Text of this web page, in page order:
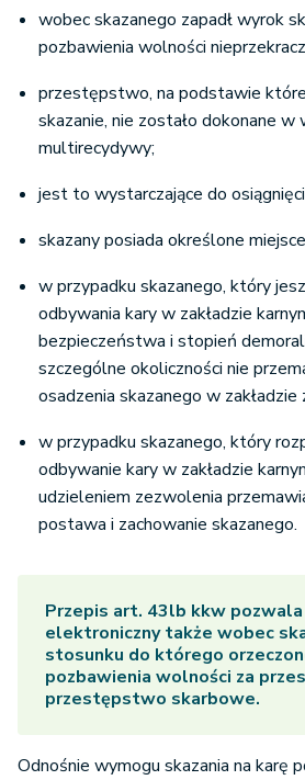
wobec skazanego zapadł wyrok
pozbawienia wolności
przestępstwo, na podstawie
skazanie, nie zostało dokonane w
multirecydywy;
jest to wystarczające do
skazany posiada określone
w przypadku skazanego, który
odbywania kary w zakładzie
bezpieczeństwa i stopień
szczególne okoliczności nie
osadzenia skazanego w zakładzie
w przypadku skazanego, który
odbywanie kary w zakładzie
udzieleniem zezwolenia
postawa i zachowanie skazanego.
Przepis art. 43lb kkw
elektroniczny także wobec
stosunku do którego
pozbawienia wolności za
przestępstwo skarbowe.
Odnośnie wymogu skazania na karę